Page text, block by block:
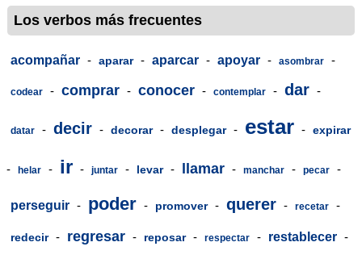
Los verbos más frecuentes
acompañar - aparar - aparcar - apoyar - asombrar -
codear - comprar - conocer - contemplar - dar -
datar - decir - decorar - desplegar - estar - expirar
- helar - ir - juntar - levar - llamar - manchar - pecar -
perseguir - poder - promover - querer - recetar -
redecir - regresar - reposar - respectar - restablecer -